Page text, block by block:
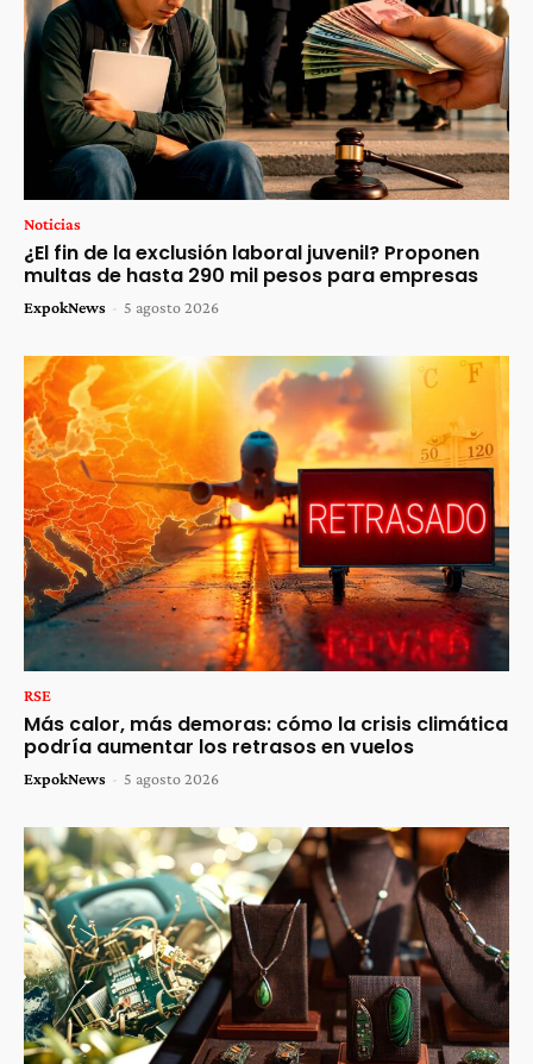
Noticias
¿El fin de la exclusión laboral juvenil? Proponen
multas de hasta 290 mil pesos para empresas
ExpokNews - 5 agosto 2026
RSE
Más calor, más demoras: cómo la crisis climática
podría aumentar los retrasos en vuelos
ExpokNews - 5 agosto 2026